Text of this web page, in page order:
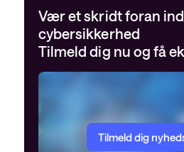
Vær et skridt foran
cybersikkerhed
Tilmeld dig nu og få
Tilmeld dig